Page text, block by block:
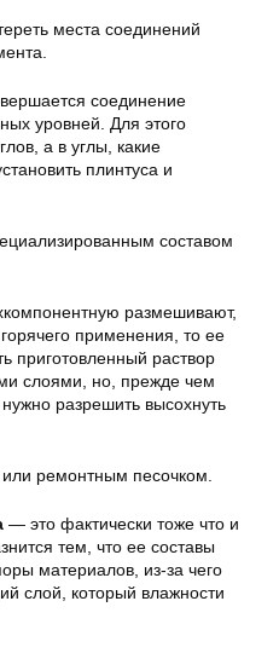
места соединений
соединение
уровней. Для этого
а в углы, какие
плинтуса и
составом
размешивают,
применения, то ее
приготовленный раствор
слоями, но, прежде чем
разрешить высохнуть
ремонтным песочком.
— это фактически тоже что и
тем, что ее составы
материалов, из-за чего
слой, который влажности